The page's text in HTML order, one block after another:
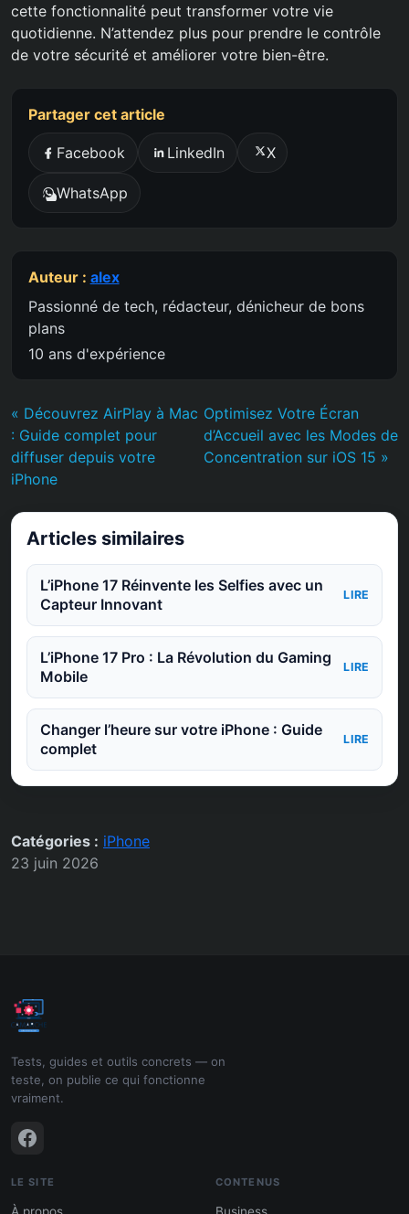
cette fonctionnalité peut transformer votre vie
quotidienne. N’attendez plus pour prendre le contrôle
de votre sécurité et améliorer votre bien-être.
Partager cet article
Facebook LinkedIn X
WhatsApp
Auteur : alex
Passionné de tech, rédacteur, dénicheur de bons
plans
10 ans d'expérience
« Découvrez AirPlay à Mac
: Guide complet pour
diffuser depuis votre
iPhone
Optimisez Votre Écran
d’Accueil avec les Modes de
Concentration sur iOS 15 »
Articles similaires
L’iPhone 17 Réinvente les Selfies avec un
Capteur Innovant
LIRE
L’iPhone 17 Pro : La Révolution du Gaming
Mobile
LIRE
Changer l’heure sur votre iPhone : Guide
complet
LIRE
Catégories : iPhone
23 juin 2026
Tests, guides et outils concrets — on
teste, on publie ce qui fonctionne
vraiment.
LE SITE
À propos
CONTENUS
Business